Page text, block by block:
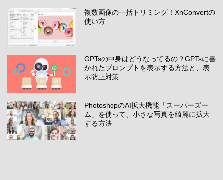
複数画像の一括トリミング！XnConvertの
使い方
GPTsの中身はどうなってるの？GPTsに書
かれたプロンプトを表示する方法と、表
示防止対策
PhotoshopのAI拡大機能「スーパーズー
ム」を使って、小さな写真を綺麗に拡大
する方法